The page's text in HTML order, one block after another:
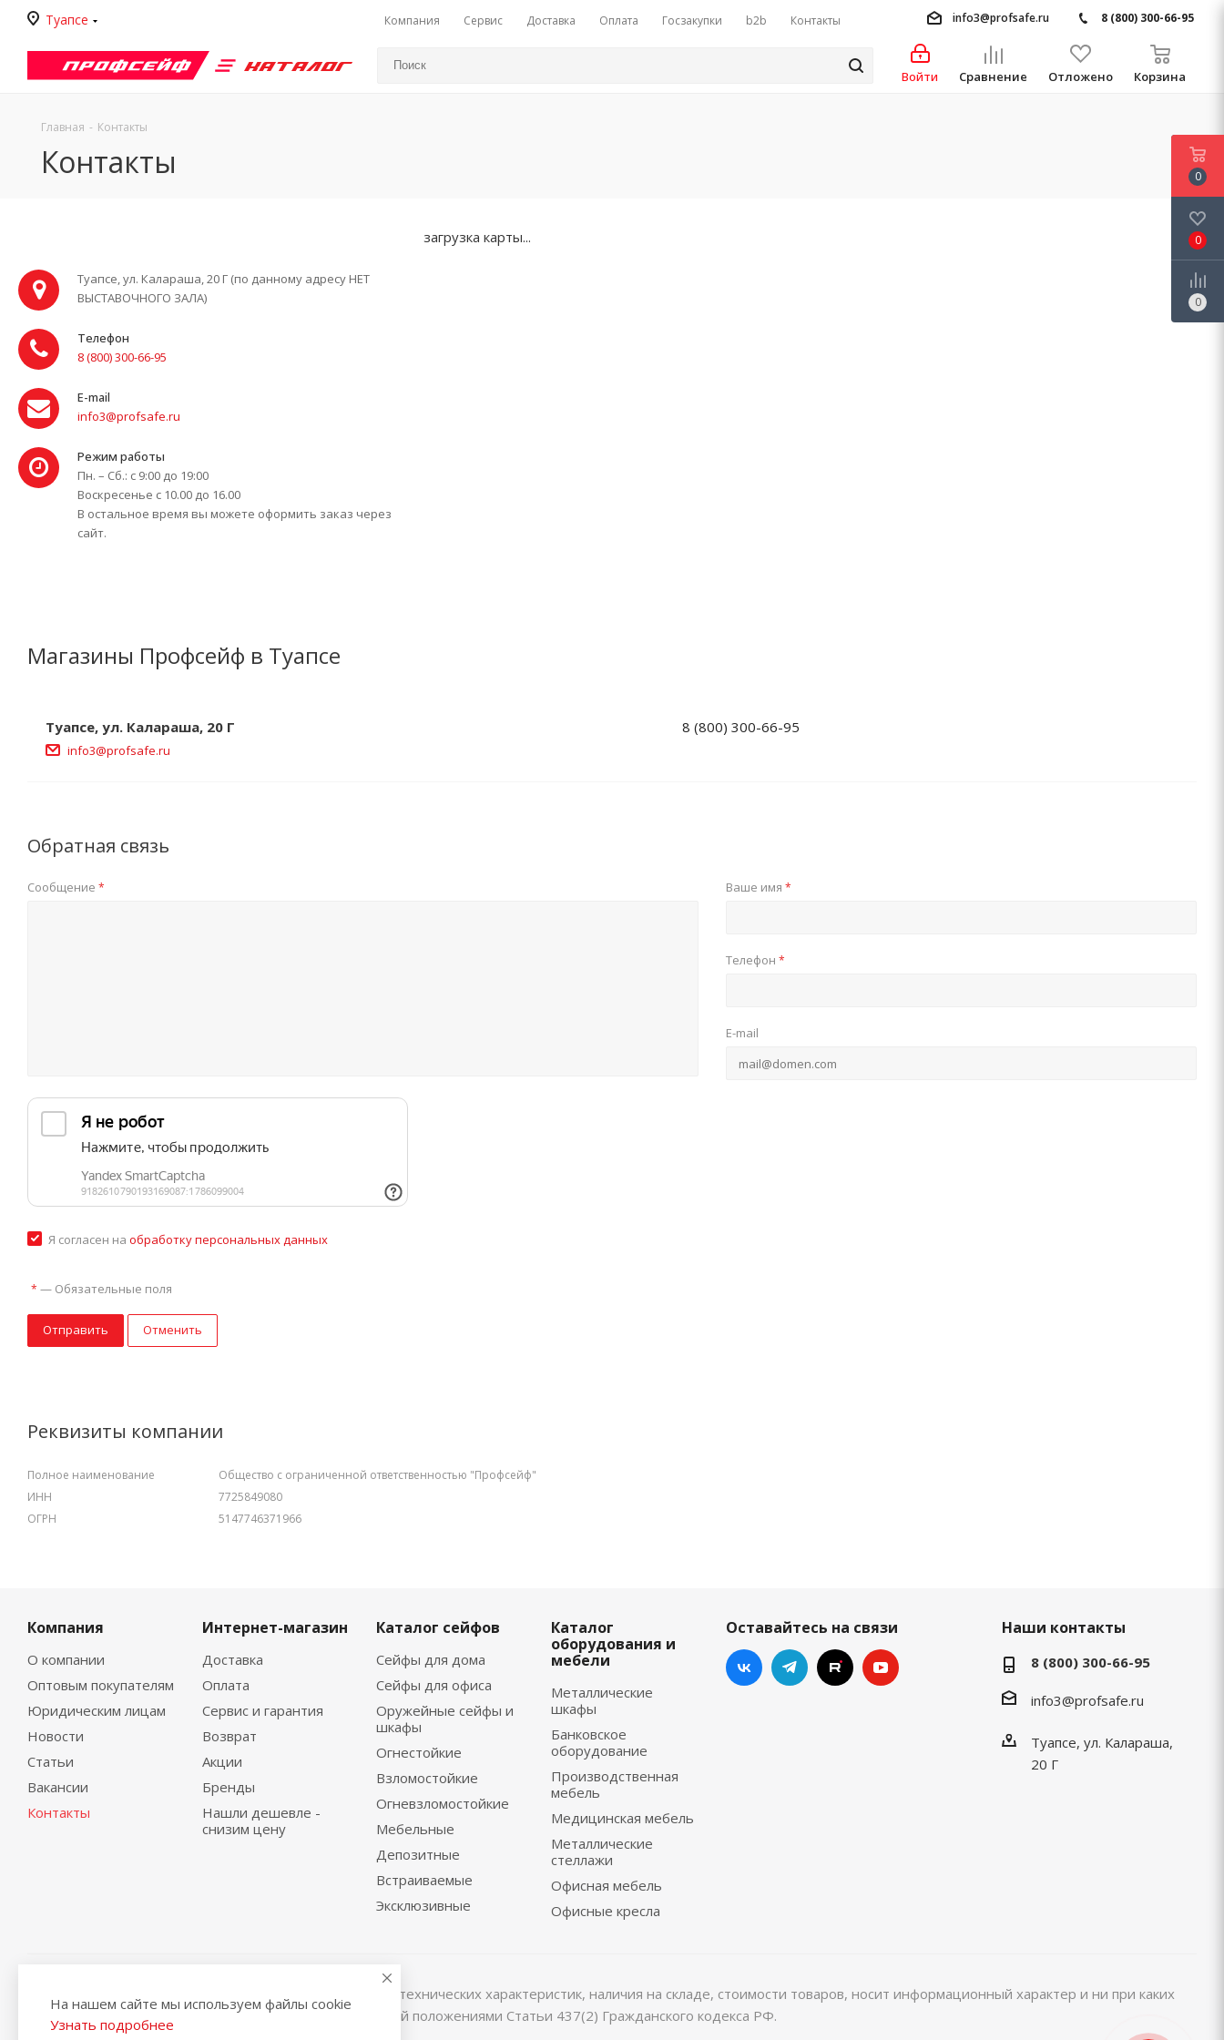
Туапсе Компания Сервис Доставка Оплата Госзакупки b2b Контакты info3@profsafe.ru 8 (800) 300-66-95
Каталог
Войти Сравнение Отложено Корзина
Главная - Контакты
Контакты
Туапсе, ул. Калараша, 20 Г (по данному адресу НЕТ
ВЫСТАВОЧНОГО ЗАЛА)
Телефон
8 (800) 300-66-95
E-mail
info3@profsafe.ru
Режим работы
Пн. – Сб.: с 9:00 до 19:00
Воскресенье с 10.00 до 16.00
В остальное время вы можете оформить заказ через
сайт.
загрузка карты...
Магазины Профсейф в Туапсе
Туапсе, ул. Калараша, 20 Г
info3@profsafe.ru
8 (800) 300-66-95
Обратная связь
Сообщение * Ваше имя *
Телефон *
E-mail
Я согласен на обработку персональных данных
* — Обязательные поля
Отправить Отменить
Реквизиты компании
Полное наименование
Общество с ограниченной ответственностью "Профсейф"
ИНН
7725849080
ОГРН
5147746371966
Компания
О компании
Оптовым покупателям
Юридическим лицам
Новости
Статьи
Вакансии
Контакты
Интернет-магазин
Доставка
Оплата
Сервис и гарантия
Возврат
Акции
Бренды
Нашли дешевле -
снизим цену
Каталог сейфов
Сейфы для дома
Сейфы для офиса
Оружейные сейфы и
шкафы
Огнестойкие
Взломостойкие
Огневзломостойкие
Мебельные
Депозитные
Встраиваемые
Эксклюзивные
Каталог
оборудования и
мебели
Металлические
шкафы
Банковское
оборудование
Производственная
мебель
Медицинская мебель
Металлические
стеллажи
Офисная мебель
Офисные кресла
Оставайтесь на связи Наши контакты
8 (800) 300-66-95
info3@profsafe.ru
Туапсе, ул. Калараша,
20 Г
Вся представленная на сайте информация, касающаяся технических характеристик, наличия на складе, стоимости товаров, носит информационный характер и ни при каких
условиях не является публичной офертой, определяемой положениями Статьи 437(2) Гражданского кодекса РФ.
0
0
0
На нашем сайте мы используем файлы cookie
Узнать подробнее